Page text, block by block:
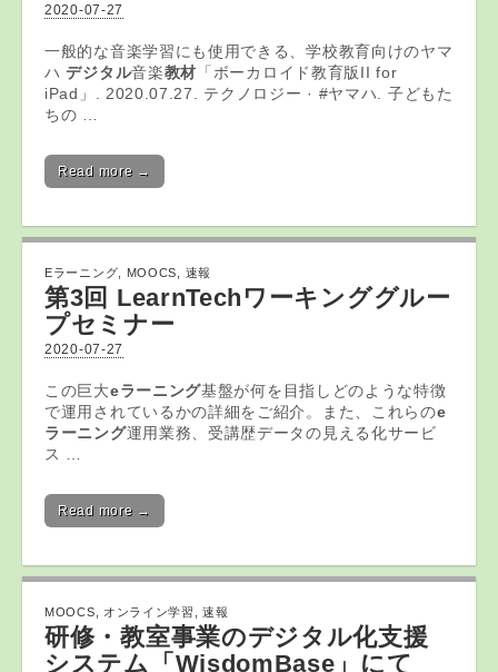
2020-07-27
一般的な音楽学習にも使用できる、学校教育向けのヤマ
ハデジタル音楽教材 「ボーカロイド教育版II for
iPad」. 2020.07.27. テクノロジー · #ヤマハ. 子どもた
ちの …
Read more →
Eラーニング MOOCS 速報
第3回 LearnTechワーキンググルー
プセミナー
2020-07-27
この巨大eラーニング基盤が何を目指しどのような特徴
で運用されているかの詳細をご紹介。また、これらのe
ラーニング運用業務、受講歴データの見える化サービ
ス …
Read more →
MOOCS オンライン学習 ,速報
研修・教室事業のデジタル化支援
システム「WisdomBase」にて